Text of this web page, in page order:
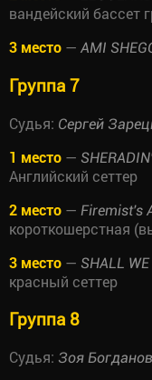
вандейский бассет
3 место — AMI
Группа 7
Судья: Сергей
1 место —
Английский сеттер
2 место — Firemist's
короткошерстная
3 место — SHALL
красный сеттер
Группа 8
Судья: Зоя